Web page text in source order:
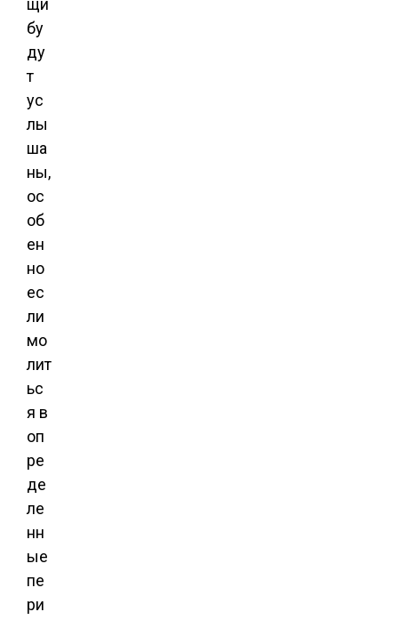
щи
бу
ду
т
ус
лы
ша
ны,
ос
об
ен
но
ес
ли
мо
лит
ьс
я в
оп
ре
де
ле
нн
ые
пе
ри